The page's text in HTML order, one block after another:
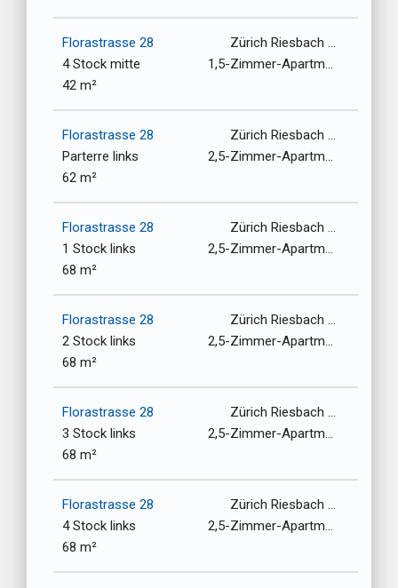
Florastrasse 28
Zürich Riesbach / 8008
4 Stock mitte
1,5-Zimmer-Apartment
42 m²
Florastrasse 28
Zürich Riesbach / 8008
Parterre links
2,5-Zimmer-Apartment
62 m²
Florastrasse 28
Zürich Riesbach / 8008
1 Stock links
2,5-Zimmer-Apartment
68 m²
Florastrasse 28
Zürich Riesbach / 8008
2 Stock links
2,5-Zimmer-Apartment
68 m²
Florastrasse 28
Zürich Riesbach / 8008
3 Stock links
2,5-Zimmer-Apartment
68 m²
Florastrasse 28
Zürich Riesbach / 8008
4 Stock links
2,5-Zimmer-Apartment
68 m²